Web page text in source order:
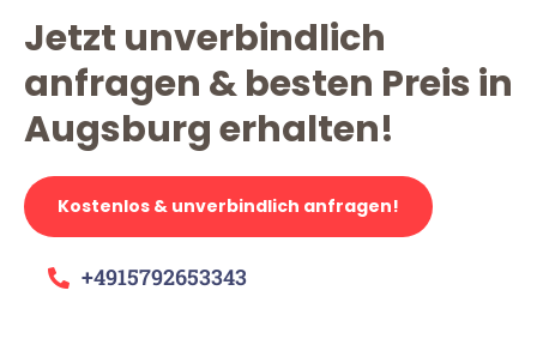
Jetzt unverbindlich
anfragen & besten Preis in
Augsburg erhalten!
Kostenlos & unverbindlich anfragen!
+4915792653343